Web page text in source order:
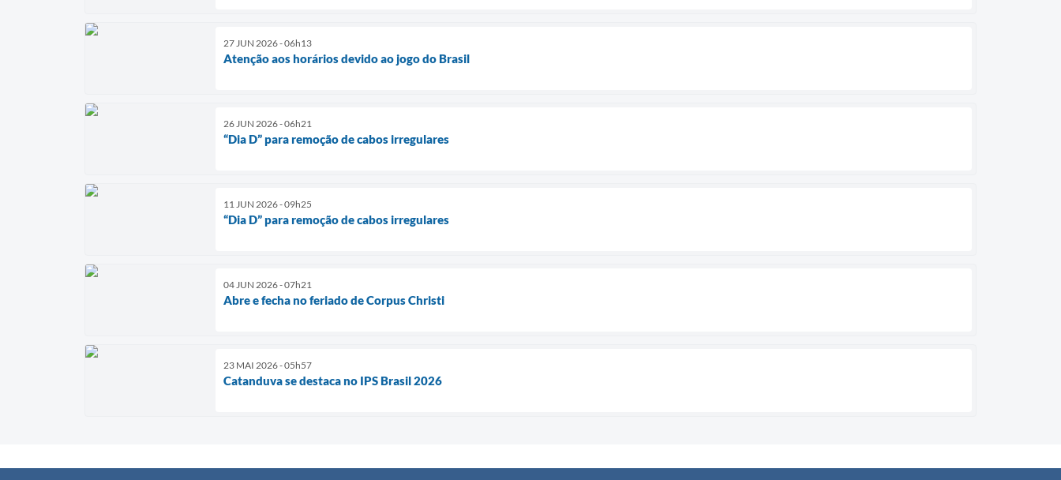
27 JUN 2026 - 06h13
Atenção aos horários devido ao jogo do Brasil
26 JUN 2026 - 06h21
“Dia D” para remoção de cabos irregulares
11 JUN 2026 - 09h25
“Dia D” para remoção de cabos irregulares
04 JUN 2026 - 07h21
Abre e fecha no feriado de Corpus Christi
23 MAI 2026 - 05h57
Catanduva se destaca no IPS Brasil 2026